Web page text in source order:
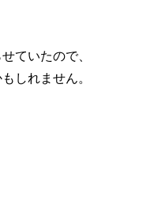
ていたので、
しれません。